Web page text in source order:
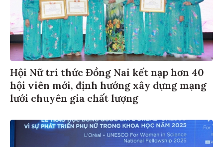
Hội Nữ trí thức Đồng Nai kết nạp hơn 40
hội viên mới, định hướng xây dựng mạng
lưới chuyên gia chất lượng